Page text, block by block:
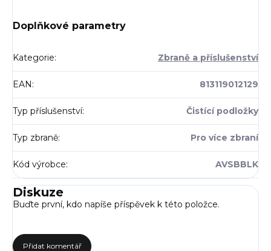
Doplňkové parametry
Kategorie: Zbraně a příslušenství
EAN: 813119012129
Typ příslušenství: Čistící podložky
Typ zbraně: Pro více zbraní
Kód výrobce: AVSBBLK
Diskuze
Buďte první, kdo napíše příspěvek k této položce.
Přidat komentář